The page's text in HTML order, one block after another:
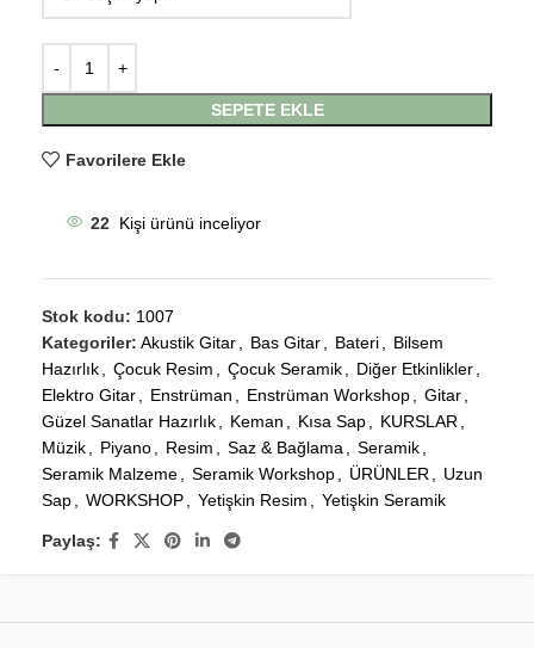
SEPETE EKLE
Favorilere Ekle
22 Kişi ürünü inceliyor
Stok kodu: 1007
Kategoriler: Akustik Gitar, Bas Gitar, Bateri, Bilsem
Hazırlık, Çocuk Resim , Çocuk Seramik, Diğer Etkinlikler,
Elektro Gitar, Enstrüman , Enstrüman Workshop, Gitar,
Güzel Sanatlar Hazırlık, Keman , Kısa Sap, KURSLAR,
Müzik, Piyano, Resim , Saz & Bağlama, Seramik,
Seramik Malzeme, Seramik Workshop, ÜRÜNLER, Uzun
Sap, WORKSHOP, Yetişkin Resim , Yetişkin Seramik
Paylaş: